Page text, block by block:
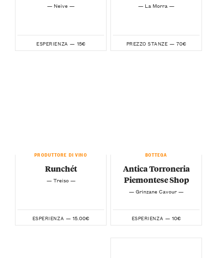
— Neive —
ESPERIENZA — 15€
— La Morra —
PREZZO STANZE — 70€
PRODUTTORE DI VINO
Runchét
— Treiso —
ESPERIENZA — 15.00€
BOTTEGA
Antica Torroneria
Piemontese Shop
— Grinzane Cavour —
ESPERIENZA — 10€